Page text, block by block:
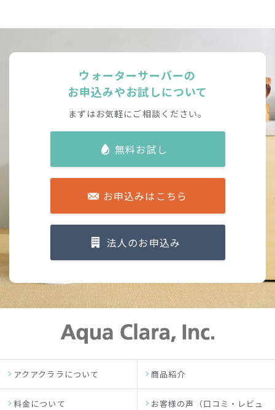
ウォーターサーバーの
お申込みやお試しについて
まずはお気軽にご相談ください。
無料お試し
お申込みはこちら
法人のお申込み
アクアクララについて 商品紹介
料金について
お客様の声（口コミ・レビュ